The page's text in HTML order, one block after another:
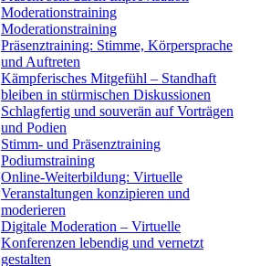
Moderationstraining
Moderationstraining
Präsenztraining: Stimme, Körpersprache
und Auftreten
Kämpferisches Mitgefühl – Standhaft
bleiben in stürmischen Diskussionen
Schlagfertig und souverän auf Vorträgen
und Podien
Stimm- und Präsenztraining
Podiumstraining
Online-Weiterbildung: Virtuelle
Veranstaltungen konzipieren und
moderieren
Digitale Moderation – Virtuelle
Konferenzen lebendig und vernetzt
gestalten